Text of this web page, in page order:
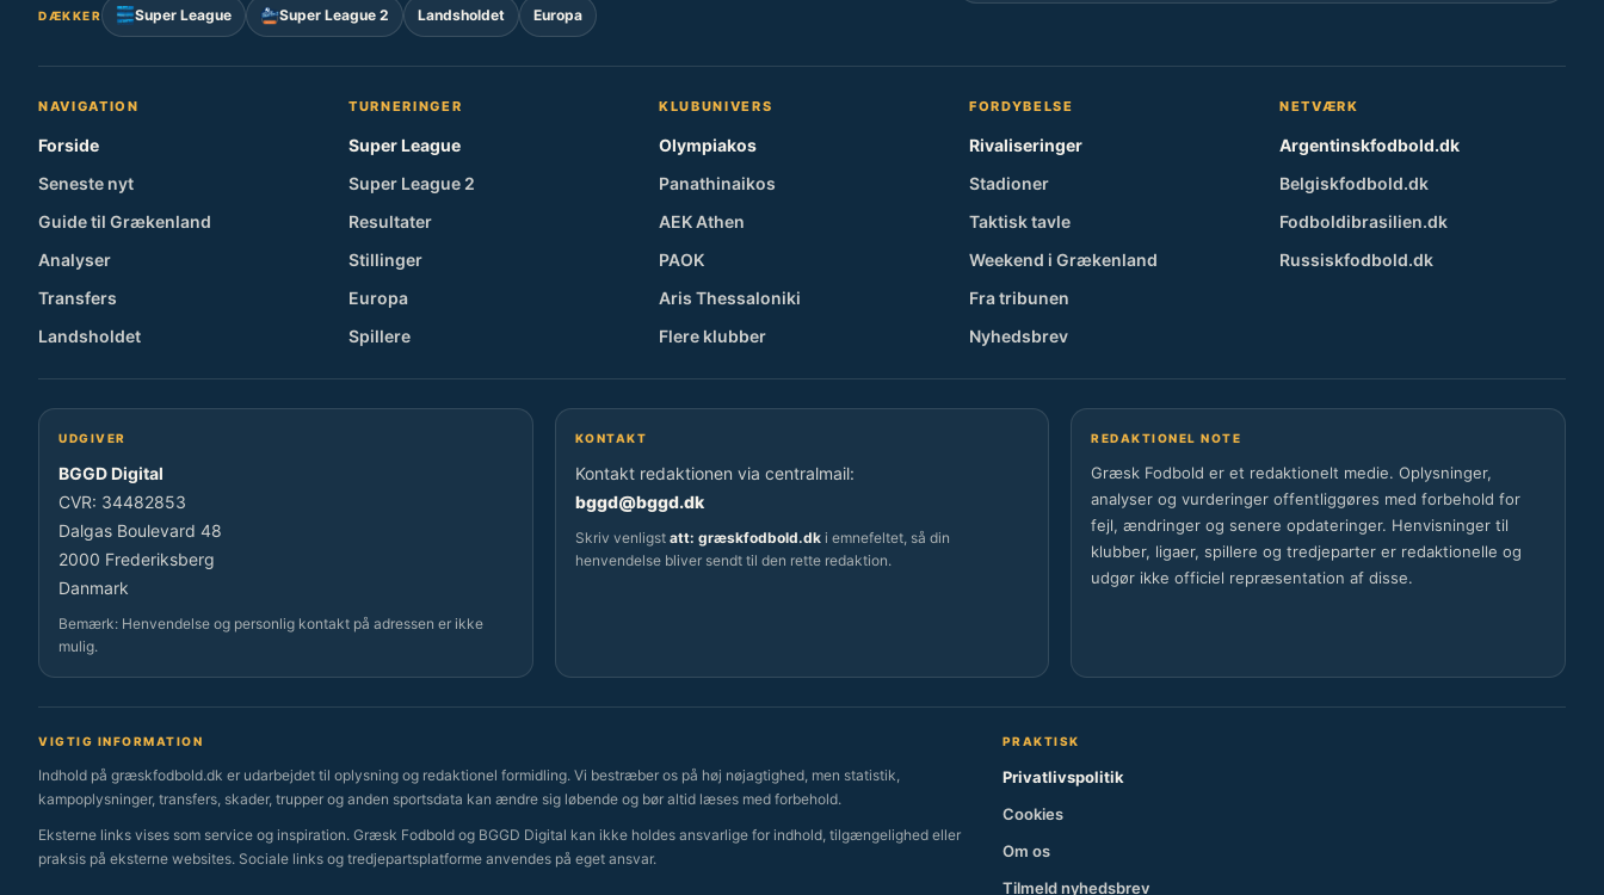
DÆKKER Super League Super League 2 Landsholdet Europa
NAVIGATION
Forside
Seneste nyt
Guide til Grækenland
Analyser
Transfers
Landsholdet
TURNERINGER
Super League
Super League 2
Resultater
Stillinger
Europa
Spillere
KLUBUNIVERS
Olympiakos
Panathinaikos
AEK Athen
PAOK
Aris Thessaloniki
Flere klubber
FORDYBELSE
Rivaliseringer
Stadioner
Taktisk tavle
Weekend i Grækenland
Fra tribunen
Nyhedsbrev
NETVÆRK
Argentinskfodbold.dk
Belgiskfodbold.dk
Fodboldibrasilien.dk
Russiskfodbold.dk
UDGIVER
BGGD Digital
CVR: 34482853
Dalgas Boulevard 48
2000 Frederiksberg
Danmark
Bemærk: Henvendelse og personlig kontakt på adressen er ikke
mulig.
KONTAKT
Kontakt redaktionen via centralmail:
bggd@bggd.dk
Skriv venligst att: græskfodbold.dki emnefeltet, så din
henvendelse bliver sendt til den rette redaktion.
REDAKTIONEL NOTE
Græsk Fodbold er et redaktionelt medie. Oplysninger,
analyser og vurderinger offentliggøres med forbehold for
fejl, ændringer og senere opdateringer. Henvisninger til
klubber, ligaer, spillere og tredjeparter er redaktionelle og
udgør ikke officiel repræsentation af disse.
VIGTIG INFORMATION
Indhold på græskfodbold.dk er udarbejdet til oplysning og redaktionel formidling. Vi bestræber os på høj nøjagtighed, men statistik,
kampoplysninger, transfers, skader, trupper og anden sportsdata kan ændre sig løbende og bør altid læses med forbehold.
Eksterne links vises som service og inspiration. Græsk Fodbold og BGGD Digital kan ikke holdes ansvarlige for indhold, tilgængelighed eller
praksis på eksterne websites. Sociale links og tredjepartsplatforme anvendes på eget ansvar.
PRAKTISK
Privatlivspolitik
Cookies
Om os
Tilmeld nyhedsbrev